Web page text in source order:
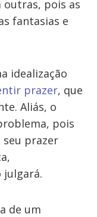
outras, pois as
fantasias e
idealização
prazer, que
Aliás, o
pois
seu prazer
julgará.
de um